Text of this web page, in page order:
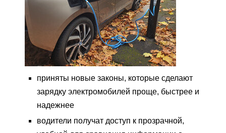
приняты новые законы, которые сделают
зарядку электромобилей проще, быстрее и
надежнее
водители получат доступ к прозрачной,